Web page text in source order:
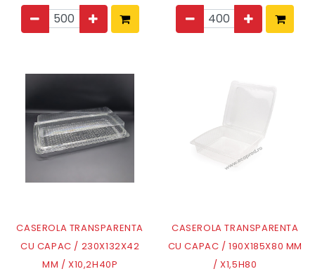
CASEROLA TRANSPARENTA
CU CAPAC / 230X132X42
MM / X10,2H40P
CASEROLA TRANSPARENTA
CU CAPAC / 190X185X80 MM
/ X1,5H80